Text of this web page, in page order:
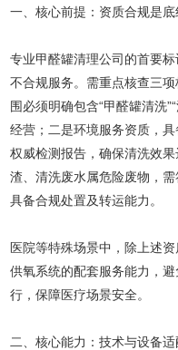
一、核心前提：资质合规是
专业甲醛罐清理公司的首要
不合规服务。需重点核查三
围必须明确包含“甲醛罐清洗
经营；二是环境服务资质，
权威检测报告，确保清洗效
渣、清洗废水属危险废物，
具备合规处置及转运能力。
医院等特殊场景中，除上述
供氧系统的配套服务能力，
行，保障医疗场景安全。
二、核心能力：技术与设备